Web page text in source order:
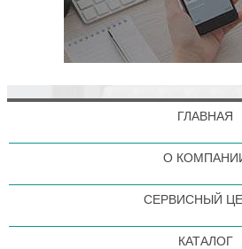
ГЛАВНАЯ
О
СЕРВИСНЫЙ
КАТАЛОГ